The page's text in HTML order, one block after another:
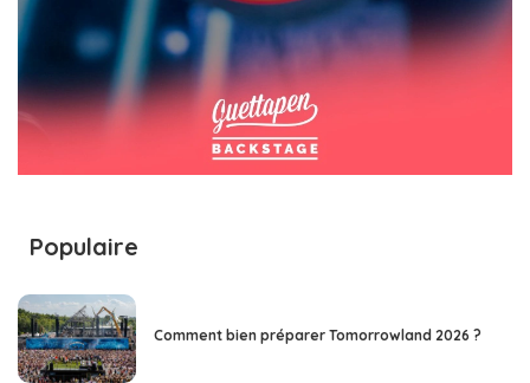
Populaire
Comment bien préparer Tomorrowland 2026 ?